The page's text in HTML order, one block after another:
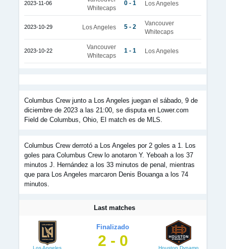
2023-11-06
Whitecaps
0 - 1 Los Angeles
2023-10-29 Los Angeles 5 - 2
Vancouver
Whitecaps
2023-10-22
Vancouver
Whitecaps
1 - 1 Los Angeles
Columbus Crew junto a Los Angeles juegan el sábado, 9 de
diciembre de 2023 a las 21:00, se disputa en Lower.com
Field de Columbus, Ohio, El match es de MLS.
Columbus Crew derrotó a Los Angeles por 2 goles a 1. Los
goles para Columbus Crew lo anotaron Y. Yeboah a los 37
minutos J. Hernández a los 33 minutos de penal, mientras
que para Los Angeles marcaron Denis Bouanga a los 74
minutos.
Last matches
Los Angeles
Finalizado
2 - 0 Houston Dynamo